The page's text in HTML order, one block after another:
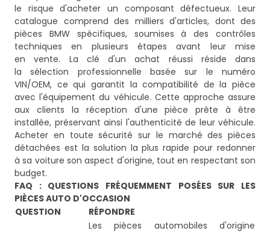
le risque d'acheter un composant défectueux. Leur
catalogue comprend des milliers d'articles, dont des
pièces BMW spécifiques, soumises à des contrôles
techniques en plusieurs étapes avant leur mise
en vente. La clé d'un achat réussi réside dans
la sélection professionnelle basée sur le numéro
VIN/OEM, ce qui garantit la compatibilité de la pièce
avec l'équipement du véhicule. Cette approche assure
aux clients la réception d'une pièce prête à être
installée, préservant ainsi l'authenticité de leur véhicule.
Acheter en toute sécurité sur le marché des pièces
détachées est la solution la plus rapide pour redonner
à sa voiture son aspect d'origine, tout en respectant son
FAQ : QUESTIONS FRÉQUEMMENT POSÉES SUR LES
PIÈCES AUTO D'OCCASION
QUESTION
RÉPONDRE
Les pièces automobiles d'origine